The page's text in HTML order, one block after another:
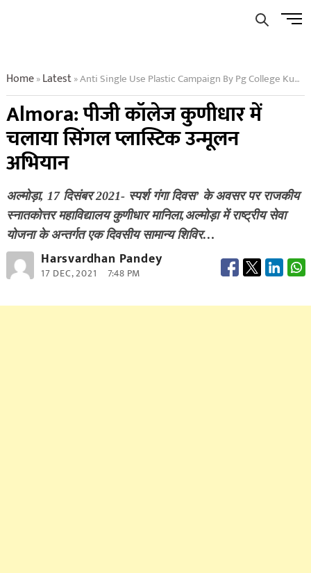
Menu
Home»Latest»Anti Single Use Plastic Campaign By Pg College Kunidhar Almora
Almora: पीजी कॉलेज कुणीधार में
चलाया सिंगल प्लास्टिक उन्मूलन
अभियान
अल्मोड़ा, 17 दिसंबर 2021- स्पर्श गंगा दिवस’ के अवसर पर राजकीय
स्नातकोत्तर महाविद्यालय कुणीधार मानिला,अल्मोड़ा में राष्ट्रीय सेवा
योजना के अन्तर्गत एक दिवसीय सामान्य शिविर…
Harsvardhan Pandey
17 DEC, 2021 7:48 PM